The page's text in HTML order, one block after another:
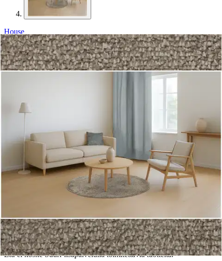
House
House nukkamatto Puffy
pyöreä 80 cm beige
Valitse toimitustapa
Nouto myymälästä
Ilmainen
Siirry valitsemaan myymälä
Toimitus
Kotiin tai noutopisteeseenAlk. 0 €
Postin pakettiautomaattiin tai
palvelupisteeseen!
Etu ei koske Suuri‑lisäpalvelulla toimitettavia tuotteita.